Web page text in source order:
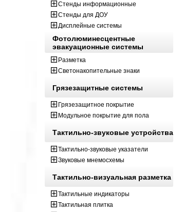
Стенды информационные
Стенды для ДОУ
Дисплейные системы
Фотолюминесцентные
эвакуационные системы
Разметка
Светонакопительные знаки
Грязезащитные системы
Грязезащитное покрытие
Модульное покрытие для пола
Тактильно-звуковые устройства
Тактильно-звуковые указатели
Звуковые мнемосхемы
Тактильно-визуальная разметка
Тактильные индикаторы
Тактильная плитка